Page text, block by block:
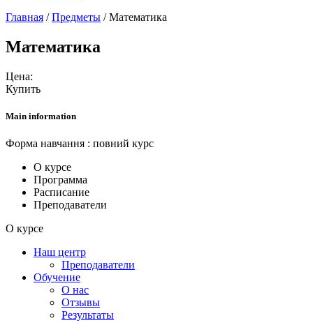
Главная /Предметы /Математика
Математика
Цена:
Купить
Main information
Форма навчання : повний курс
О курсе
Программа
Расписание
Преподаватели
О курсе
Наш центр
Преподаватели
Обучение
О нас
Отзывы
Результаты